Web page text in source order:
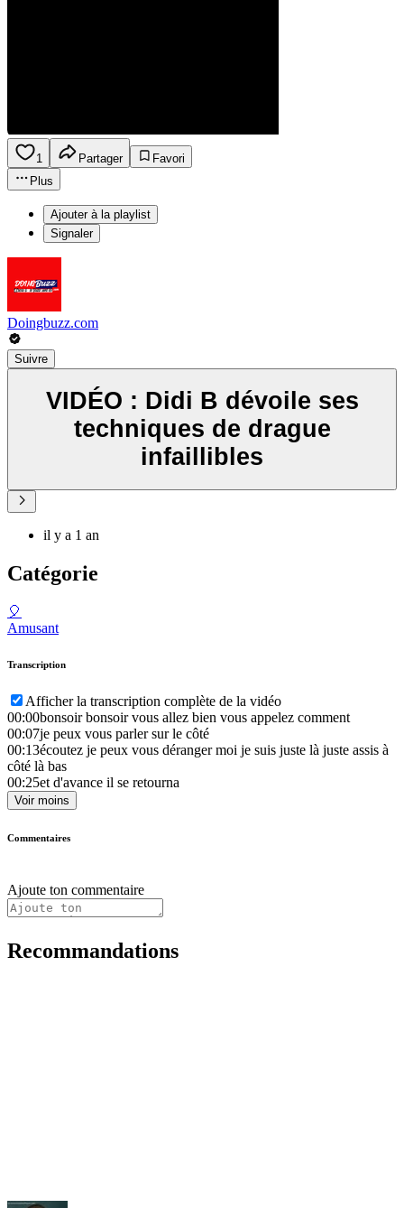
1 Partager
Favori
Plus
Ajouter à la playlist
Signaler
Doingbuzz.com
Suivre
VIDÉO : Didi B dévoile ses
techniques de drague
infaillibles
il y a 1 an
Catégorie
🎈
Amusant
Transcription
Afficher la transcription complète de la vidéo
00:00bonsoir bonsoir vous allez bien vous appelez comment
00:07je peux vous parler sur le côté
00:13écoutez je peux vous déranger moi je suis juste là juste assis à
côté là bas
00:25et d'avance il se retourna
Voir moins
Commentaires
Ajoute ton commentaire
Recommandations